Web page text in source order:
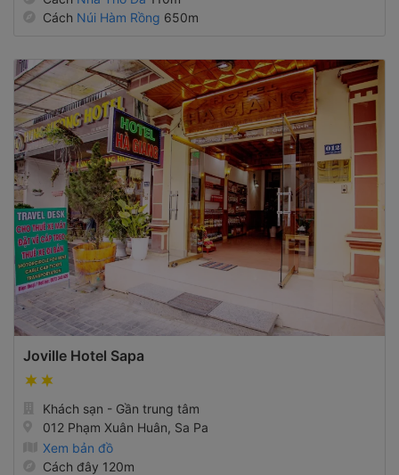
Cách Núi Hàm Rồng 650m
Joville Hotel Sapa
Khách sạn - Gần trung tâm
012 Phạm Xuân Huân, Sa Pa
Xem bản đồ
Cách đây 120m